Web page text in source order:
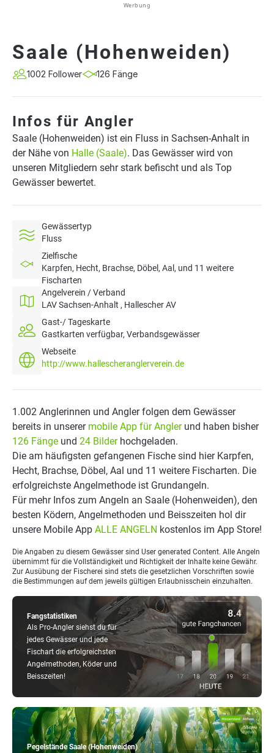
Werbung
Saale (Hohenweiden)
1002 Follower 126 Fänge
Infos für Angler
Saale (Hohenweiden) ist ein Fluss in Sachsen-Anhalt in
der Nähe von Halle (Saale). Das Gewässer wird von
unseren Mitgliedern sehr stark befischt und als Top
Gewässer bewertet.
Gewässertyp
Fluss
Zielfische
Karpfen, Hecht, Brachse, Döbel, Aal, und 11 weitere
Fischarten
Angelverein / Verband
LAV Sachsen-Anhalt , Hallescher AV
Gast-/ Tageskarte
Gastkarten verfügbar, Verbandsgewässer
Webseite
http://www.hallescheranglerverein.de
Pegelstände Saale (Hohenweiden)
Fangstatistiken
Als Pro-Angler siehst du für
jedes Gewässer und jede
Fischart die erfolgreichsten
Angelmethoden, Köder und
Beisszeiten!
1.002 Anglerinnen und Angler folgen dem Gewässer
bereits in unserer mobile App für Anglerund haben bisher
126 Fänge und 24 Bilderhochgeladen.
Die am häufigsten gefangenen Fische sind hier Karpfen,
Hecht, Brachse, Döbel, Aal und 11 weitere Fischarten. Die
erfolgreichste Angelmethode ist Grundangeln.
Für mehr Infos zum Angeln an Saale (Hohenweiden), den
besten Ködern, Angelmethoden und Beisszeiten hol dir
unsere Mobile App ALLE ANGELN kostenlos im App Store!
Die Angaben zu diesem Gewässer sind User generated Content. Alle Angeln
übernimmt für die Vollständigkeit und Richtigkeit der Inhalte keine Gewähr.
Zur Ausübung der Fischerei sind stets die gesetzlichen Vorschriften sowie
die Bestimmungen auf dem jeweils gültigen Erlaubnisschein einzuhalten.